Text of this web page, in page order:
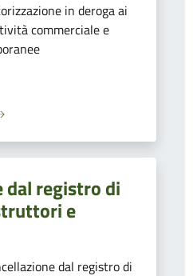
in deroga ai
commerciale e
dal registro di
e
dal registro di